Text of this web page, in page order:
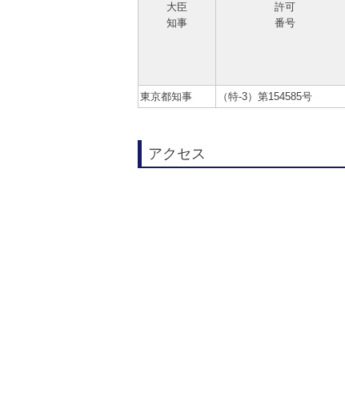
大臣
知事
許可
番号
東京都知事 （特-3）第154585号
アクセス